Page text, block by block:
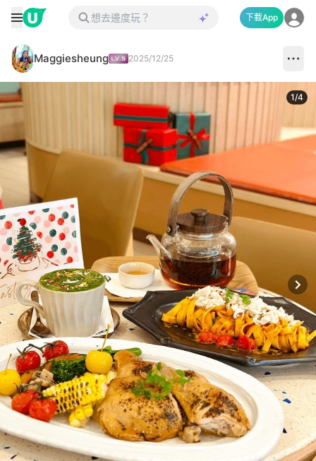
下載App
Maggiesheung 2025/12/25
1/4